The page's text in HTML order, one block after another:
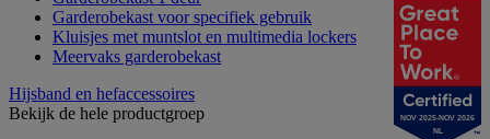
Garderobekast voor specifiek gebruik
Kluisjes met muntslot en multimedia lockers
Meervaks garderobekast
Hijsband en hefaccessoires
Bekijk de hele productgroep
NOV 2025-NOV 2026
NL